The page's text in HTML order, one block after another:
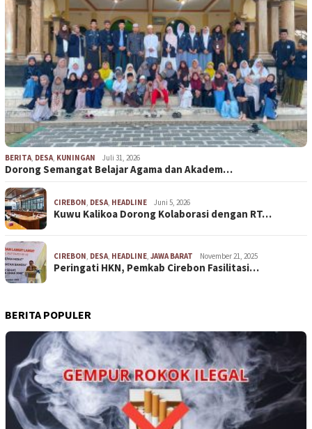
BERITA, DESA, KUNINGAN Juli 31, 2026
Dorong Semangat Belajar Agama dan Akadem…
CIREBON, DESA, HEADLINE Juni 5, 2026
Kuwu Kalikoa Dorong Kolaborasi dengan RT…
CIREBON, DESA, HEADLINE, JAWA BARAT November 21, 2025
Peringati HKN, Pemkab Cirebon Fasilitasi…
BERITA POPULER